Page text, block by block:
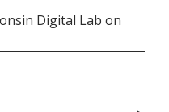
Digital Lab on